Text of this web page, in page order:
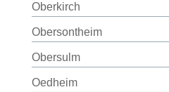
Oberkirch
Obersontheim
Obersulm
Oedheim